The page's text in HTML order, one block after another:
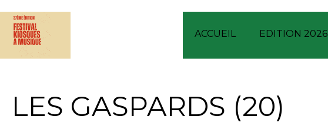
ACCUEIL EDITION 2026
LES GASPARDS (20)